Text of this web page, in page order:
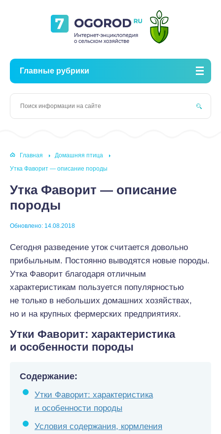
Главные рубрики
Главная
Домашняя птица
Утка Фаворит — описание породы
Утка Фаворит — описание
породы
Обновлено: 14.08.2018
Сегодня разведение уток считается довольно
прибыльным. Постоянно выводятся новые породы.
Утка Фаворит благодаря отличным
характеристикам пользуется популярностью
не только в небольших домашних хозяйствах,
но и на крупных фермерских предприятиях.
Утки Фаворит: характеристика
и особенности породы
Содержание:
Утки Фаворит: характеристика
и особенности породы
Условия содержания, кормления